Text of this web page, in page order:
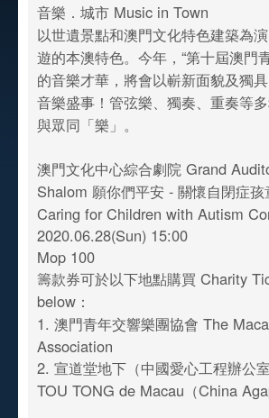
音樂．城市 Music in Town
以世遺景點和澳門文化特色建築為
遊的本澳特色。今年，“第十屆澳門
的音樂才華，將會以嶄新面貌及獨
音樂盛事！管弦樂、獨奏、重奏等
與眾同「樂」。
澳門文化中心綜合劇院 Grand
Shalom 願你們平安 - 關懷自閉症孩
Caring for Children with Autism
2020.06.28(Sun) 15:00
Mop 100
籌款券可於以下地點購買 Charity
below：
1. 澳門青年交響樂團協會 The
Association
2. 宣道堂地下（中國愛心工程辦公
TOU TONG de Macau（China